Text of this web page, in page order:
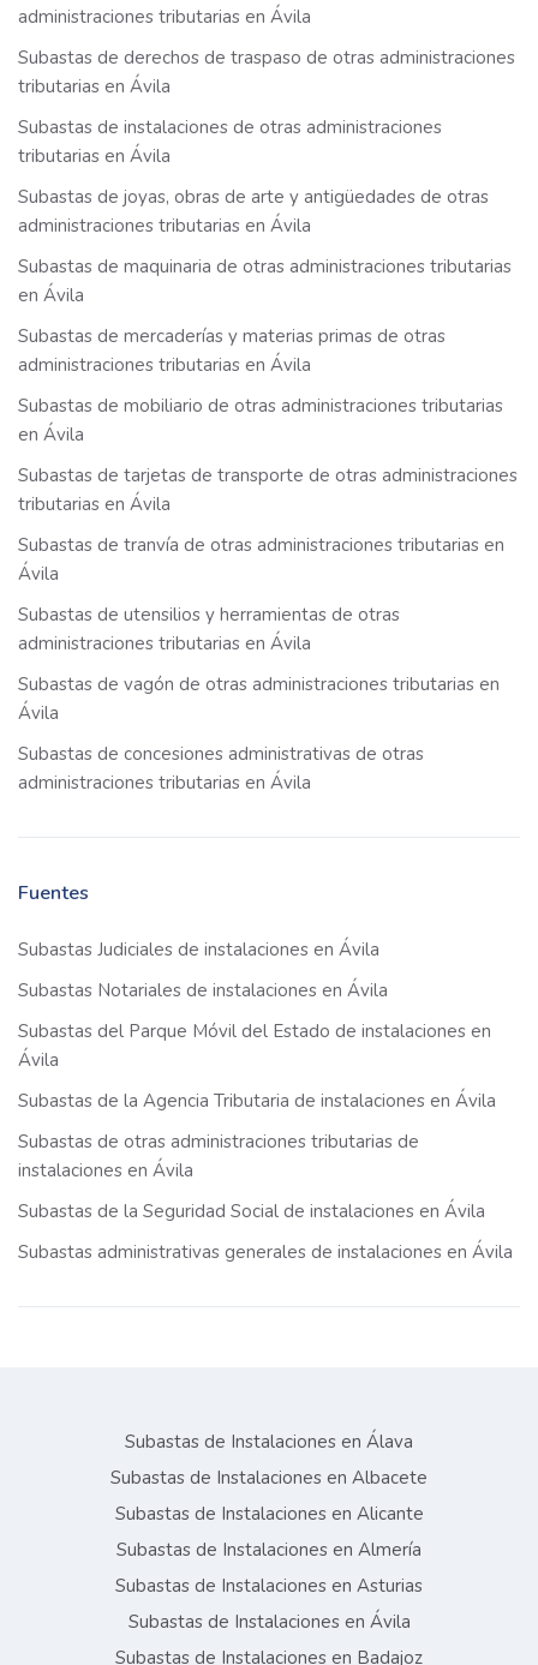
administraciones tributarias en Ávila
Subastas de derechos de traspaso de otras administraciones
tributarias en Ávila
Subastas de instalaciones de otras administraciones
tributarias en Ávila
Subastas de joyas, obras de arte y antigüedades de otras
administraciones tributarias en Ávila
Subastas de maquinaria de otras administraciones tributarias
en Ávila
Subastas de mercaderías y materias primas de otras
administraciones tributarias en Ávila
Subastas de mobiliario de otras administraciones tributarias
en Ávila
Subastas de tarjetas de transporte de otras administraciones
tributarias en Ávila
Subastas de tranvía de otras administraciones tributarias en
Ávila
Subastas de utensilios y herramientas de otras
administraciones tributarias en Ávila
Subastas de vagón de otras administraciones tributarias en
Ávila
Subastas de concesiones administrativas de otras
administraciones tributarias en Ávila
Fuentes
Subastas Judiciales de instalaciones en Ávila
Subastas Notariales de instalaciones en Ávila
Subastas del Parque Móvil del Estado de instalaciones en
Ávila
Subastas de la Agencia Tributaria de instalaciones en Ávila
Subastas de otras administraciones tributarias de
instalaciones en Ávila
Subastas de la Seguridad Social de instalaciones en Ávila
Subastas administrativas generales de instalaciones en Ávila
Subastas de Instalaciones en Álava
Subastas de Instalaciones en Albacete
Subastas de Instalaciones en Alicante
Subastas de Instalaciones en Almería
Subastas de Instalaciones en Asturias
Subastas de Instalaciones en Ávila
Subastas de Instalaciones en Badajoz